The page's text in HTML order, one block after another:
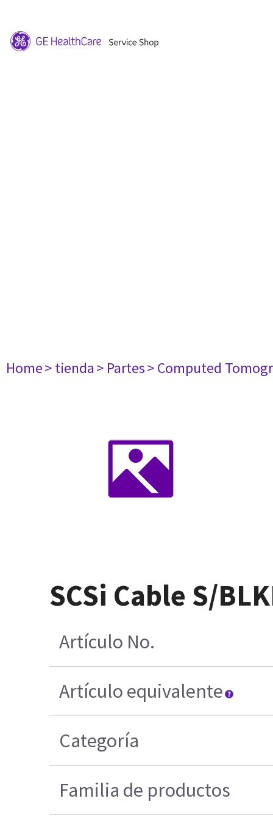
Home> tienda> Partes> Computed
SCSi Cable S/
Artículo No.
Artículo equivalente
Categoría
Familia de productos